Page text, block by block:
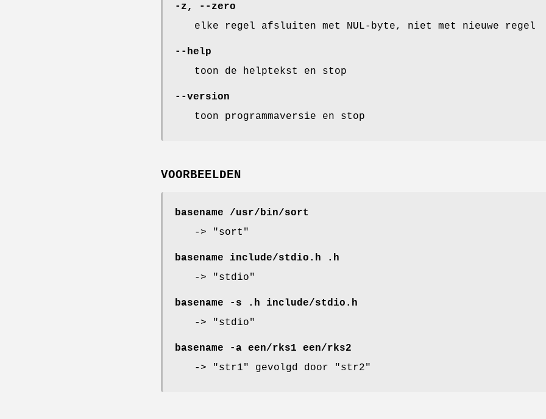
-z ,
--zero
elke regel afsluiten met NUL-byte, niet met nieuwe regel
--help
toon de helptekst en stop
--version
toon programmaversie en stop
VOORBEELDEN
basename /usr/bin/sort
-> "sort"
basename include/stdio.h .h
-> "stdio"
basename -s .h include/stdio.h
-> "stdio"
basename -a een/rks1 een/rks2
-> "str1" gevolgd door "str2"